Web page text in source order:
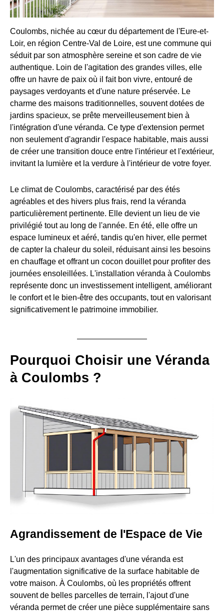
Coulombs, nichée au cœur du département de l'Eure-et-
Loir, en région Centre-Val de Loire, est une commune qui
séduit par son atmosphère sereine et son cadre de vie
authentique. Loin de l'agitation des grandes villes, elle
offre un havre de paix où il fait bon vivre, entouré de
paysages verdoyants et d'une nature préservée. Le
charme des maisons traditionnelles, souvent dotées de
jardins spacieux, se prête merveilleusement bien à
l'intégration d'une véranda. Ce type d'extension permet
non seulement d'agrandir l'espace habitable, mais aussi
de créer une transition douce entre l'intérieur et l'extérieur,
invitant la lumière et la verdure à l'intérieur de votre foyer.
Le climat de Coulombs, caractérisé par des étés
agréables et des hivers plus frais, rend la véranda
particulièrement pertinente. Elle devient un lieu de vie
privilégié tout au long de l'année. En été, elle offre un
espace lumineux et aéré, tandis qu'en hiver, elle permet
de capter la chaleur du soleil, réduisant ainsi les besoins
en chauffage et offrant un cocon douillet pour profiter des
journées ensoleillées. L'installation véranda à Coulombs
représente donc un investissement intelligent, améliorant
le confort et le bien-être des occupants, tout en valorisant
significativement le patrimoine immobilier.
Pourquoi Choisir une Véranda
à Coulombs ?
Agrandissement de l'Espace de Vie
L'un des principaux avantages d'une véranda est
l'augmentation significative de la surface habitable de
votre maison. À Coulombs, où les propriétés offrent
souvent de belles parcelles de terrain, l'ajout d'une
véranda permet de créer une pièce supplémentaire sans